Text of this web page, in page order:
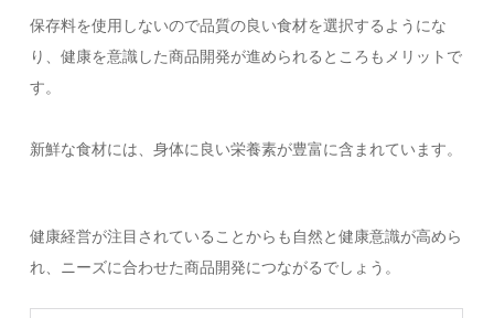
保存料を使用しないので品質の良い食材を選択するようにな
り、健康を意識した商品開発が進められるところもメリットで
す。
新鮮な食材には、身体に良い栄養素が豊富に含まれています。
健康経営が注目されていることからも自然と健康意識が高めら
れ、ニーズに合わせた商品開発につながるでしょう。